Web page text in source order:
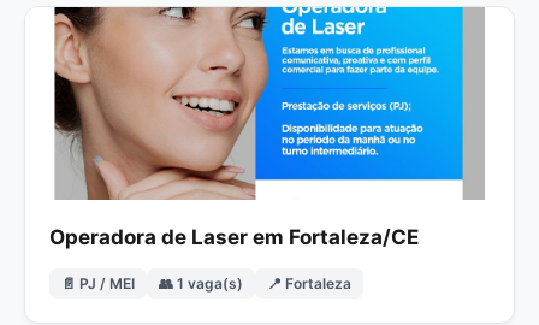
Operadora de Laser em Fortaleza/CE
📄 PJ / MEI 👥 1 vaga(s) 📍 Fortaleza